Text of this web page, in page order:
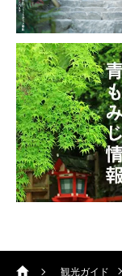
観光ガイド